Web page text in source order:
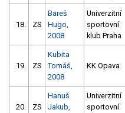
18. ZS
Bareš
Hugo,
2008
Univerzitní
sportovní
klub Praha
19. ZS
Kubita
Tomáš,
2008
KK Opava
20. ZS
Hanuš
Jakub,
Univerzitní
sportovní